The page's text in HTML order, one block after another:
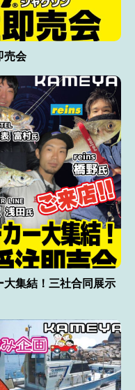
売会
大集結！三社合同展示